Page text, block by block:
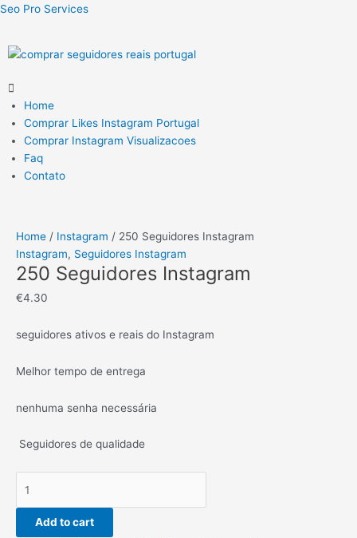
Skip
content
Seo Pro Services
Menu
Home
Comprar Likes Instagram Portugal
Comprar Instagram Visualizacoes
Faq
Contato
Home / Instagram / 250 Seguidores Instagram
Instagram, Seguidores Instagram
250 Seguidores Instagram
€4.30
seguidores ativos e reais do Instagram
Melhor tempo de entrega
nenhuma senha necessária
Seguidores de qualidade
250
Instagram
quantity
Add to cart